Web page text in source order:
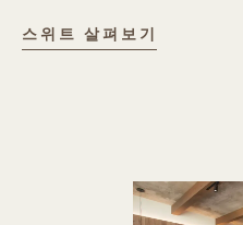
스위트 살펴보기